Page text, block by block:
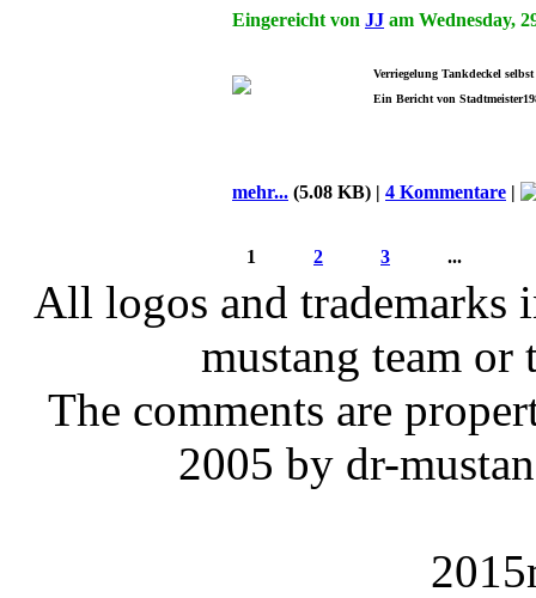
Eingereicht von JJ am Wednesday,
Verriegelung Tankdeckel
Ein Bericht von
mehr... (5.08 KB) | 4 Kommentare |
1 2 3 ...
All logos and trademarks
mustang team or
The comments are
2005 by dr-